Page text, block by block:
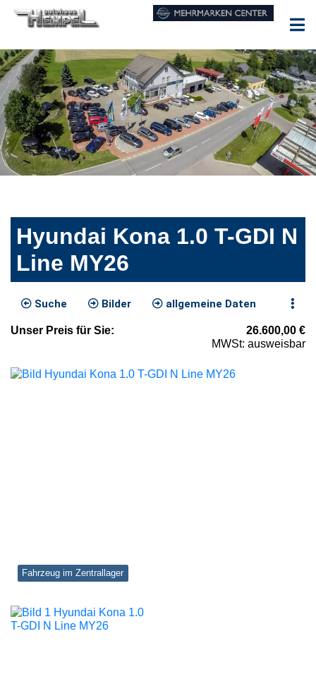
Hyundai Kona 1.0 T-GDI N
Line MY26
Suche Bilder allgemeine Daten
Unser Preis für Sie: 26.600,00 €
MWSt: ausweisbar
Fahrzeug im Zentrallager